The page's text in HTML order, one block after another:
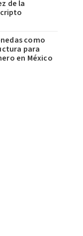
de la
como
para
en México